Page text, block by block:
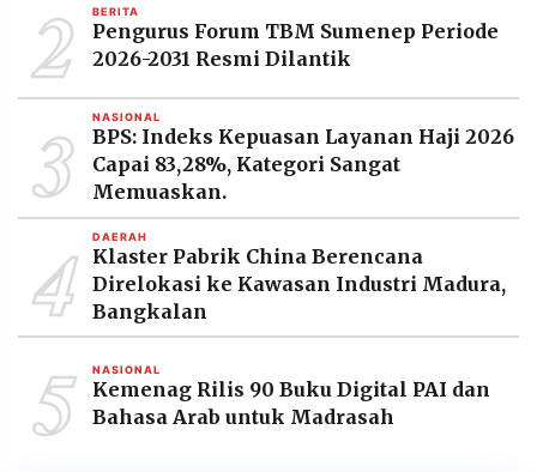
2 BERITA
Pengurus Forum TBM Sumenep Periode
2026-2031 Resmi Dilantik
3 NASIONAL
BPS: Indeks Kepuasan Layanan Haji 2026
Capai 83,28%, Kategori Sangat
Memuaskan.
4 DAERAH
Klaster Pabrik China Berencana
Direlokasi ke Kawasan Industri Madura,
Bangkalan
5 NASIONAL
Kemenag Rilis 90 Buku Digital PAI dan
Bahasa Arab untuk Madrasah